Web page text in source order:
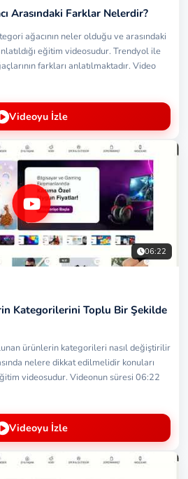
Arasındaki Farklar Nelerdir?
ağacının neler olduğu ve arasındaki
eğitim videosudur. Trendyol ile
farkları anlatılmaktadır. Video
Videoyu İzle
06:22
Kategorilerini Toplu Bir Şekilde
ürünlerin kategorileri nasıl değiştirilir
nelere dikkat edilmelidir konuları
videosudur. Videonun süresi 06:22
Videoyu İzle